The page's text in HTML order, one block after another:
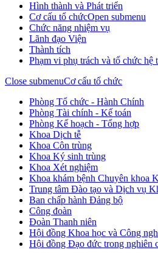
Hình thành và Phát triển
Cơ cấu tổ chứcOpen submenu
Chức năng nhiệm vụ
Lãnh đạo Viện
Thành tích
Phạm vi phụ trách và tổ chức hệ
Close submenuCơ cấu tổ chức
Phòng Tổ chức - Hành Chính
Phòng Tài chính - Kế toán
Phòng Kế hoạch - Tổng hợp
Khoa Dịch tễ
Khoa Côn trùng
Khoa Ký sinh trùng
Khoa Xét nghiệm
Khoa khám bệnh Chuyên khoa
Trung tâm Đào tạo và Dịch vụ
Ban chấp hành Đảng bộ
Công đoàn
Đoàn Thanh niên
Hội đồng Khoa học và Công
Hội đồng Đạo đức trong nghiên